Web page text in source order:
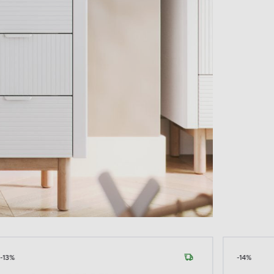
-14% -13%